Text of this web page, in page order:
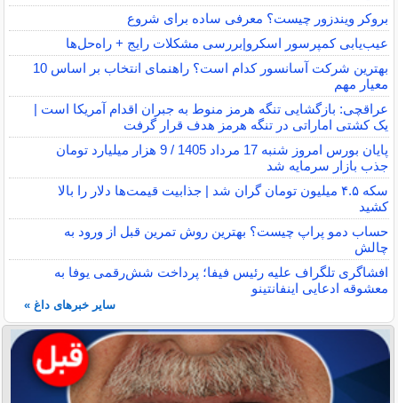
بروکر ویندزور چیست؟ معرفی ساده برای شروع
عیب‌یابی کمپرسور اسکرو|بررسی مشکلات رایج + راه‌حل‌ها
بهترین شرکت آسانسور کدام است؟ راهنمای انتخاب بر اساس 10
معیار مهم
عراقچی: بازگشایی تنگه هرمز منوط به جبران اقدام آمریکا است |
یک کشتی اماراتی در تنگه هرمز هدف قرار گرفت
پایان بورس امروز شنبه 17 مرداد 1405 / 9 هزار میلیارد تومان
جذب بازار سرمایه شد
سکه ۴.۵ میلیون تومان گران شد | جذابیت قیمت‌ها دلار را بالا
کشید
حساب دمو پراپ چیست؟ بهترین روش تمرین قبل از ورود به
چالش
افشاگری تلگراف علیه رئیس فیفا؛ پرداخت شش‌رقمی یوفا به
معشوقه ادعایی اینفانتینو
سایر خبرهای داغ »